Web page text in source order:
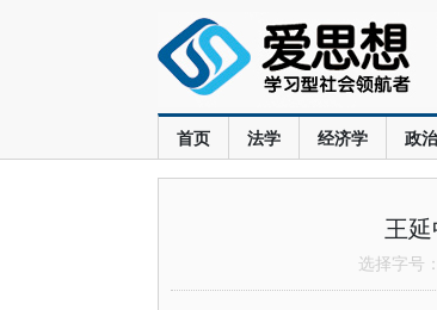
首页 法学 经济学 政
王
选择字号：